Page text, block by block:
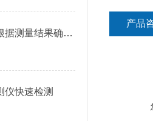
测土配方施肥仪器根据测量结果确定施肥量
仪快速检测
产品